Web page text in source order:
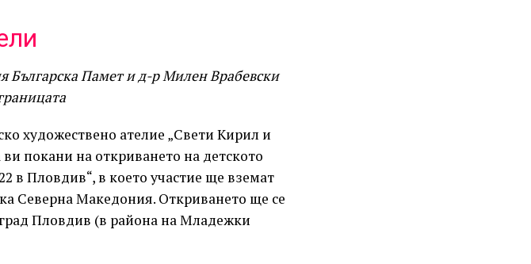
Българска Памет и д-р Милен Врабевски
художествено ателие „Свети Кирил и
покани на откриването на детското
в Пловдив“, в което участие ще вземат
Северна Македония. Откриването ще се
град Пловдив (в района на Младежки